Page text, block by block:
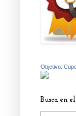
Objetivo:
Busca en